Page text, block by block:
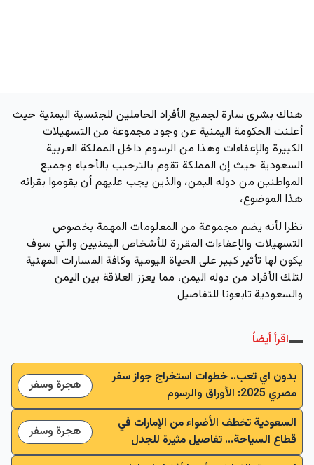
هناك بشرى سارة لجميع الأفراد الحاملين للجنسية اليمنية حيث
أعلنت الحكومة اليمنية عن وجود مجموعة من التسهيلات
الكبيرة والإعفاءات وهذا من الرسوم داخل المملكة العربية
السعودية حيث إن المملكة تقوم بالترحيب بالأحباء وجميع
المواطنين من دوله اليمن، والذين يجب عليهم أن يقوموا بقرائه
هذا الموضوع،
نظرا لأنه يضم مجموعة من المعلومات المهمة بخصوص
التسهيلات والإعفاءات المقررة للأشخاص اليمنيين والتي سوف
يكون لها تأثير كبير على الحياة اليومية وكافة المسارات المهنية
لتلك الأفراد من دوله اليمن، مما يعزز العلاقة بين اليمن
والسعودية تابعونا للتفاصيل
اقرأ أيضاً
بدون اي تعب.. خطوات استخراج جواز سفر
مصري 2025: الأوراق والرسوم
هجرة وسفر
السعودية تخطف الأضواء من الإمارات في
قطاع السياحة... تفاصيل مثيرة للجدل
هجرة وسفر